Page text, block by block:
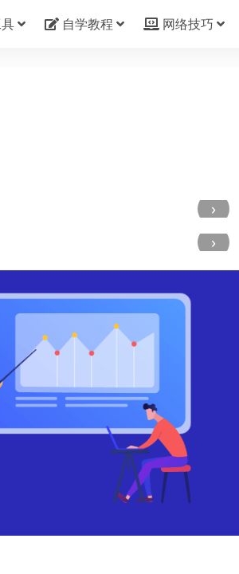
自学教程 网络技巧
›
›